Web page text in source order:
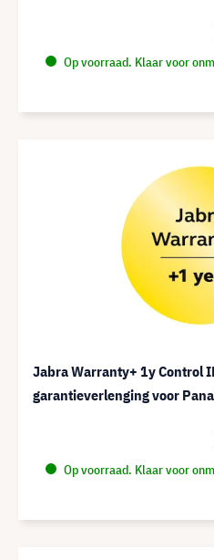
Op voorraad. Klaar voor
Jabra Warranty+ 1y Control
garantieverlenging voor
Op voorraad. Klaar voor